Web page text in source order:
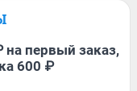
на первый заказ,
600 ₽